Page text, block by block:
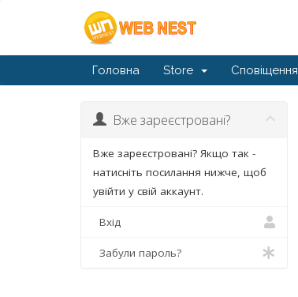
Головна Store Сповіщення
Вже зареєстровані?
Вже зареєстровані? Якщо так -
натисніть посилання нижче, щоб
увійти у свій аккаунт.
Вхід
Забули пароль?